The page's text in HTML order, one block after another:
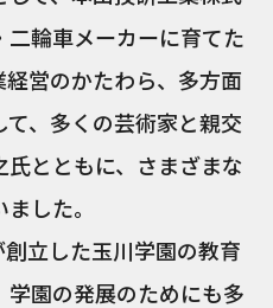
輪車メーカーに育てた
営のかたわら、多方面
、多くの芸術家と親交
とともに、さまざまな
した。
立した玉川学園の教育
園の発展のためにも多